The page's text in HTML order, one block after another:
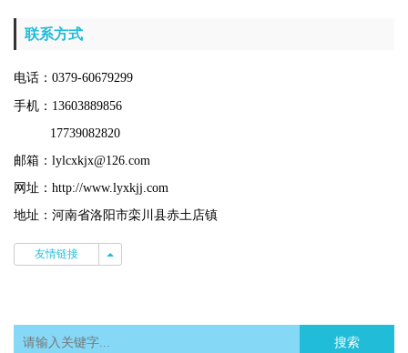
联系方式
电话：0379-60679299
手机：13603889856
17739082820
邮箱：lylcxkjx@126.com
网址：http://www.lyxkjj.com
地址：河南省洛阳市栾川县赤土店镇
友情链接
搜索